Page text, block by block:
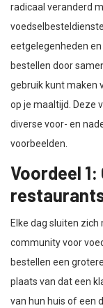
radicaal veranderd
eetgelegenheden
bestellen door
gebruik kunt maken
op je maaltijd. Deze
diverse voor- en
voorbeelden.
Voordeel
Elke dag sluiten
community voor
bestellen een
plaats van dat een
van hun huis of een